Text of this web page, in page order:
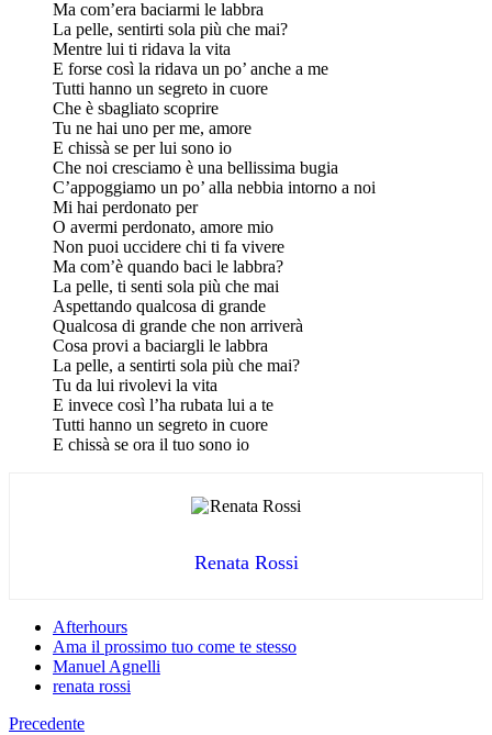
Ma com’era baciarmi le labbra
La pelle, sentirti sola più che mai?
Mentre lui ti ridava la vita
E forse così la ridava un po’ anche a me
Tutti hanno un segreto in cuore
Che è sbagliato scoprire
Tu ne hai uno per me, amore
E chissà se per lui sono io
Che noi cresciamo è una bellissima bugia
C’appoggiamo un po’ alla nebbia intorno a noi
Mi hai perdonato per
O avermi perdonato, amore mio
Non puoi uccidere chi ti fa vivere
Ma com’è quando baci le labbra?
La pelle, ti senti sola più che mai
Aspettando qualcosa di grande
Qualcosa di grande che non arriverà
Cosa provi a baciargli le labbra
La pelle, a sentirti sola più che mai?
Tu da lui rivolevi la vita
E invece così l’ha rubata lui a te
Tutti hanno un segreto in cuore
E chissà se ora il tuo sono io
Renata Rossi
Afterhours
Ama il prossimo tuo come te stesso
Manuel Agnelli
renata rossi
Precedente